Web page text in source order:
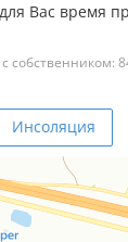
Вас время
собственником:
Инсоляция